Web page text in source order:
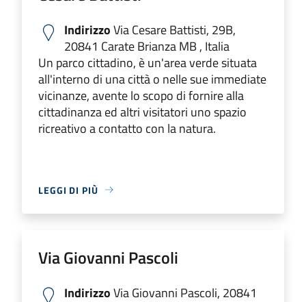
IndirizzoVia Cesare Battisti, 29B,
20841 Carate Brianza MB , Italia
Un parco cittadino, è un'area verde situata
all'interno di una città o nelle sue immediate
vicinanze, avente lo scopo di fornire alla
cittadinanza ed altri visitatori uno spazio
ricreativo a contatto con la natura.
LEGGI DI PIÙ
Via Giovanni Pascoli
IndirizzoVia Giovanni Pascoli, 20841